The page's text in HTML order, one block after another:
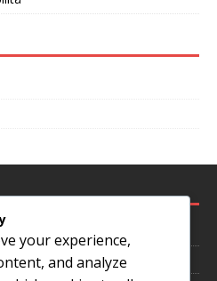
your experience,
and analyze